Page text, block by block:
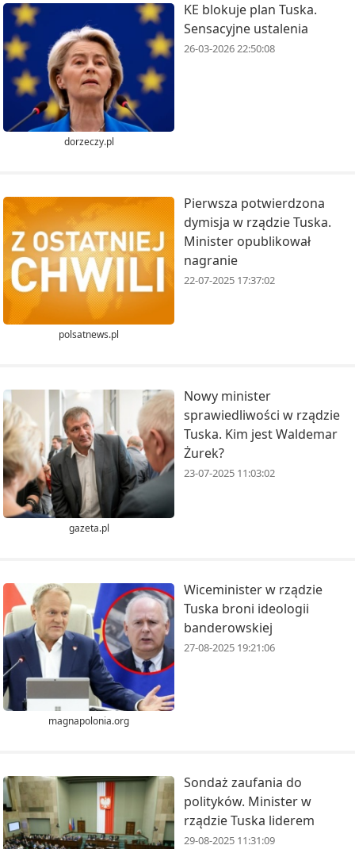
dorzeczy.pl
KE blokuje plan Tuska.
Sensacyjne ustalenia
26-03-2026 22:50:08
polsatnews.pl
Pierwsza potwierdzona
dymisja w rządzie Tuska.
Minister opublikował
nagranie
22-07-2025 17:37:02
gazeta.pl
Nowy minister
sprawiedliwości w rządzie
Tuska. Kim jest Waldemar
Żurek?
23-07-2025 11:03:02
magnapolonia.org
Wiceminister w rządzie
Tuska broni ideologii
banderowskiej
27-08-2025 19:21:06
Sondaż zaufania do
polityków. Minister w
rządzie Tuska liderem
29-08-2025 11:31:09